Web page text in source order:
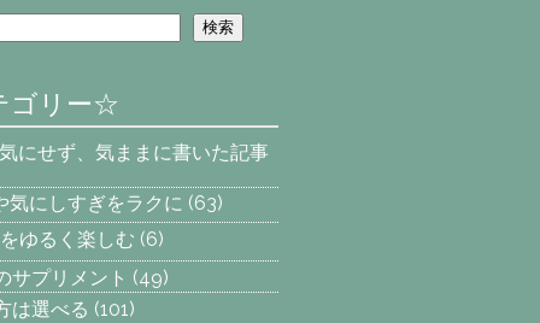
検索
ゴリー☆
にせず、気ままに書いた記事
気にしすぎをラクに (63)
ゆるく楽しむ (6)
サプリメント (49)
は選べる (101)